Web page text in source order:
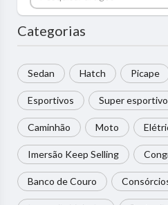
Categorias
Sedan Hatch Picape
Esportivos Super
Caminhão Moto
Imersão Keep Selling
Banco de Couro